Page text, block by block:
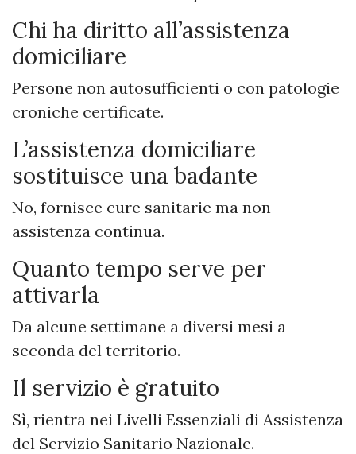
Chi ha diritto all’assistenza
domiciliare
Persone non autosufficienti o con patologie
croniche certificate.
L’assistenza domiciliare
sostituisce una badante
No, fornisce cure sanitarie ma non
assistenza continua.
Quanto tempo serve per
attivarla
Da alcune settimane a diversi mesi a
seconda del territorio.
Il servizio è gratuito
Sì, rientra nei Livelli Essenziali di Assistenza
del Servizio Sanitario Nazionale.